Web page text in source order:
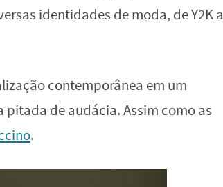
identidades de moda, de Y2K a
contemporânea em um
de audácia. Assim como as
.